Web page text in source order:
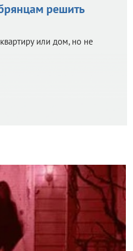
решить
или дом, но не